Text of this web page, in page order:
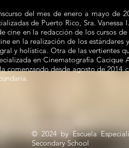
del mes de enero a mayo de
de Puerto Rico, Sra.
cine en la redacción de los cursos
en la realización de los
y holística. Otra de las vertientes
en Cinematografía Cacique
comenzando desde agosto de
© 2024 by Escuela
Secondary School